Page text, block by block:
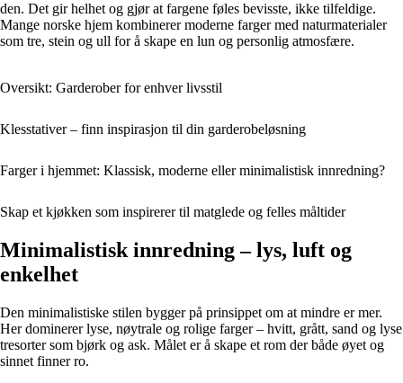
den. Det gir helhet og gjør at fargene føles bevisste, ikke tilfeldige.
Mange norske hjem kombinerer moderne farger med naturmaterialer
som tre, stein og ull for å skape en lun og personlig atmosfære.
Oversikt: Garderober for enhver livsstil
Klesstativer – finn inspirasjon til din garderobeløsning
Farger i hjemmet: Klassisk, moderne eller minimalistisk innredning?
Skap et kjøkken som inspirerer til matglede og felles måltider
Minimalistisk innredning – lys, luft og
enkelhet
Den minimalistiske stilen bygger på prinsippet om at mindre er mer.
Her dominerer lyse, nøytrale og rolige farger – hvitt, grått, sand og lyse
tresorter som bjørk og ask. Målet er å skape et rom der både øyet og
sinnet finner ro.